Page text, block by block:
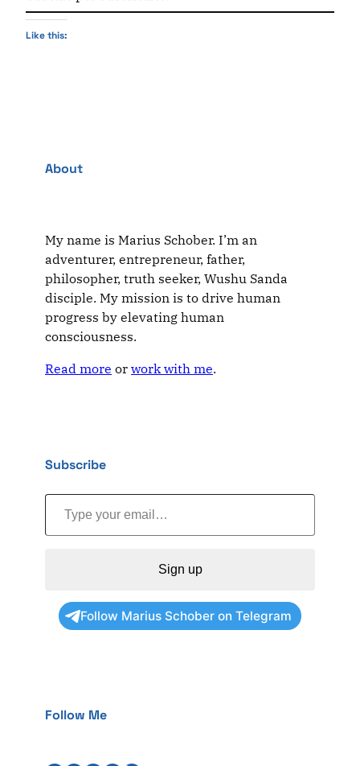
Like this:
About
My name is Marius Schober. I’m an
adventurer, entrepreneur, father,
philosopher, truth seeker, Wushu Sanda
disciple. My mission is to drive human
progress by elevating human
consciousness.
Read more or work with me.
Subscribe
Type your email…
Sign up
Follow Marius Schober on Telegram
Follow Me